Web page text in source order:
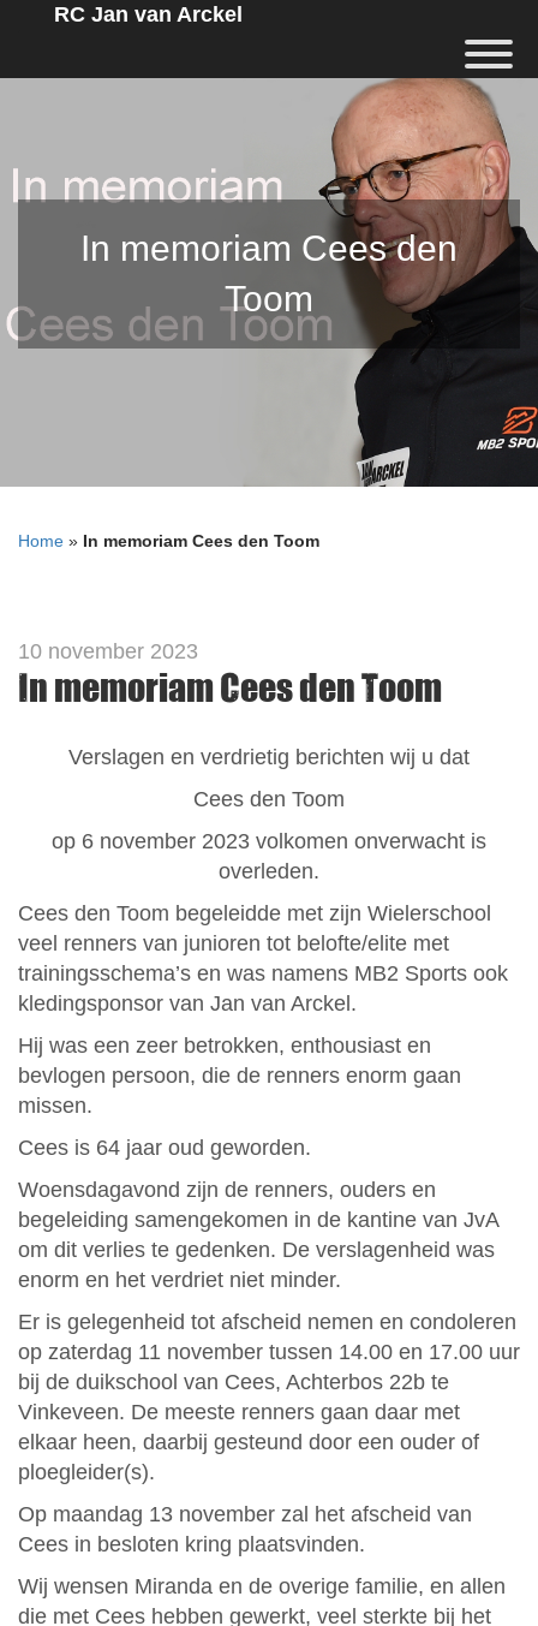
RC Jan van Arckel
In memoriam Cees den
Toom
Home » In memoriam Cees den Toom
10 november 2023
In memoriam Cees den Toom
Verslagen en verdrietig berichten wij u dat
Cees den Toom
op 6 november 2023 volkomen onverwacht is
overleden.
Cees den Toom begeleidde met zijn Wielerschool
veel renners van junioren tot belofte/elite met
trainingsschema’s en was namens MB2 Sports ook
kledingsponsor van Jan van Arckel.
Hij was een zeer betrokken, enthousiast en
bevlogen persoon, die de renners enorm gaan
missen.
Cees is 64 jaar oud geworden.
Woensdagavond zijn de renners, ouders en
begeleiding samengekomen in de kantine van JvA
om dit verlies te gedenken. De verslagenheid was
enorm en het verdriet niet minder.
Er is gelegenheid tot afscheid nemen en condoleren
op zaterdag 11 november tussen 14.00 en 17.00 uur
bij de duikschool van Cees, Achterbos 22b te
Vinkeveen. De meeste renners gaan daar met
elkaar heen, daarbij gesteund door een ouder of
ploegleider(s).
Op maandag 13 november zal het afscheid van
Cees in besloten kring plaatsvinden.
Wij wensen Miranda en de overige familie, en allen
die met Cees hebben gewerkt, veel sterkte bij het